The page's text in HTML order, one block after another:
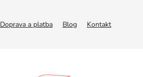
Doprava a platba Blog Kontakt